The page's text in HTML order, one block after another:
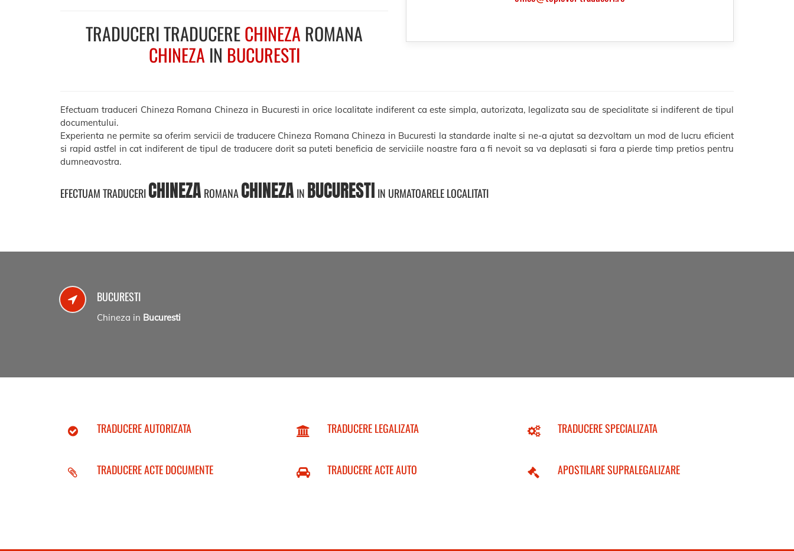
TRADUCERI TRADUCERECHINEZA ROMANA
CHINEZA IN BUCURESTI
Efectuam traduceri Chineza Romana Chineza in Bucuresti in orice localitate indiferent ca este simpla, autorizata, legalizata sau de specialitate si indiferent de tipul
documentului.
Experienta ne permite sa oferim servicii de traducere Chineza Romana Chineza in Bucuresti la standarde inalte si ne-a ajutat sa dezvoltam un mod de lucru eficient
si rapid astfel in cat indiferent de tipul de traducere dorit sa puteti beneficia de serviciile noastre fara a fi nevoit sa va deplasati si fara a pierde timp pretios pentru
dumneavostra.
EFECTUAM TRADUCERICHINEZA ROMANACHINEZA IN BUCURESTI IN URMATOARELE LOCALITATI
BUCURESTI
Chineza in Bucuresti
TRADUCERE AUTORIZATA TRADUCERE LEGALIZATA TRADUCERE SPECIALIZATA
TRADUCERE ACTE DOCUMENTE TRADUCERE ACTE AUTO APOSTILARE SUPRALEGALIZARE